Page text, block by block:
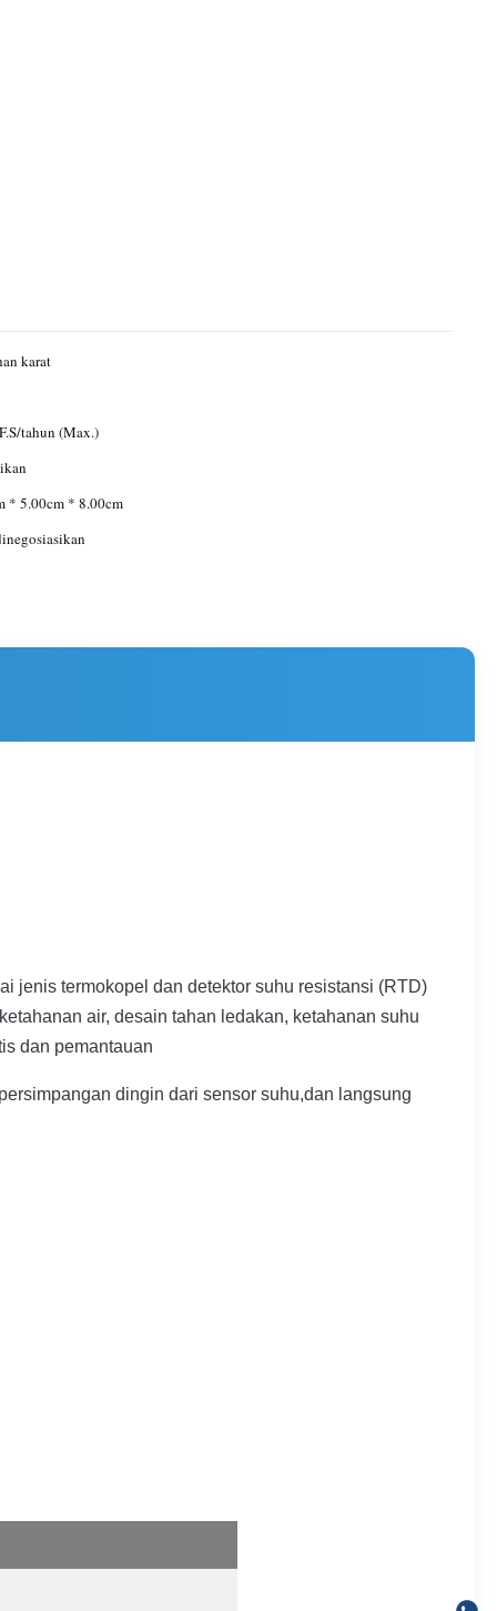
karat
tahun (Max.)
* 5.00cm * 8.00cm
jenis termokopel dan detektor suhu resistansi (RTD)
air, desain tahan ledakan, ketahanan suhu
dan pemantauan
dingin dari sensor suhu,dan langsung